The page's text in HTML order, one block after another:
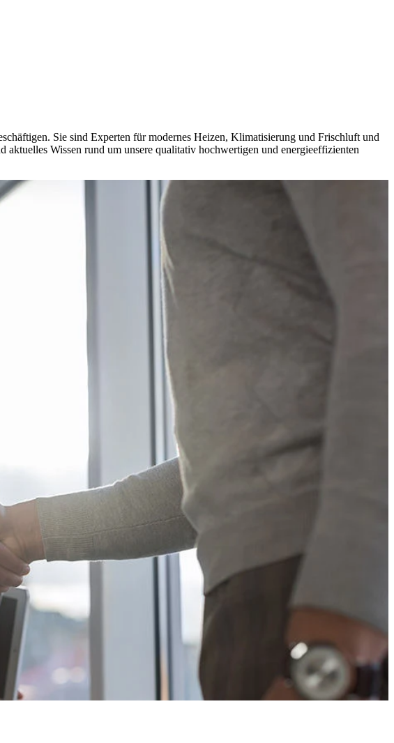
Sie sind Experten für modernes Heizen, Klimatisierung und Frischluft und
Wissen rund um unsere qualitativ hochwertigen und energieeffizienten